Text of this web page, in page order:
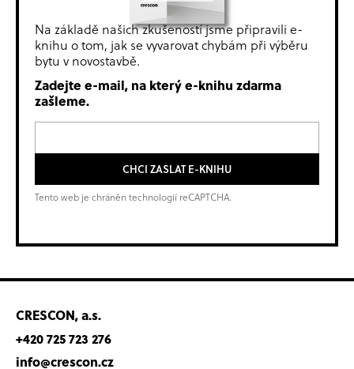
Na základě našich zkušeností jsme připravili e-
knihu o tom, jak se vyvarovat chybám při výběru
bytu v novostavbě.
Zadejte e-mail, na který e-knihu zdarma
zašleme.
CHCI ZASLAT E-KNIHU
Tento web je chráněn technologií reCAPTCHA.
CRESCON, a.s.
+420 725 723 276
info@crescon.cz